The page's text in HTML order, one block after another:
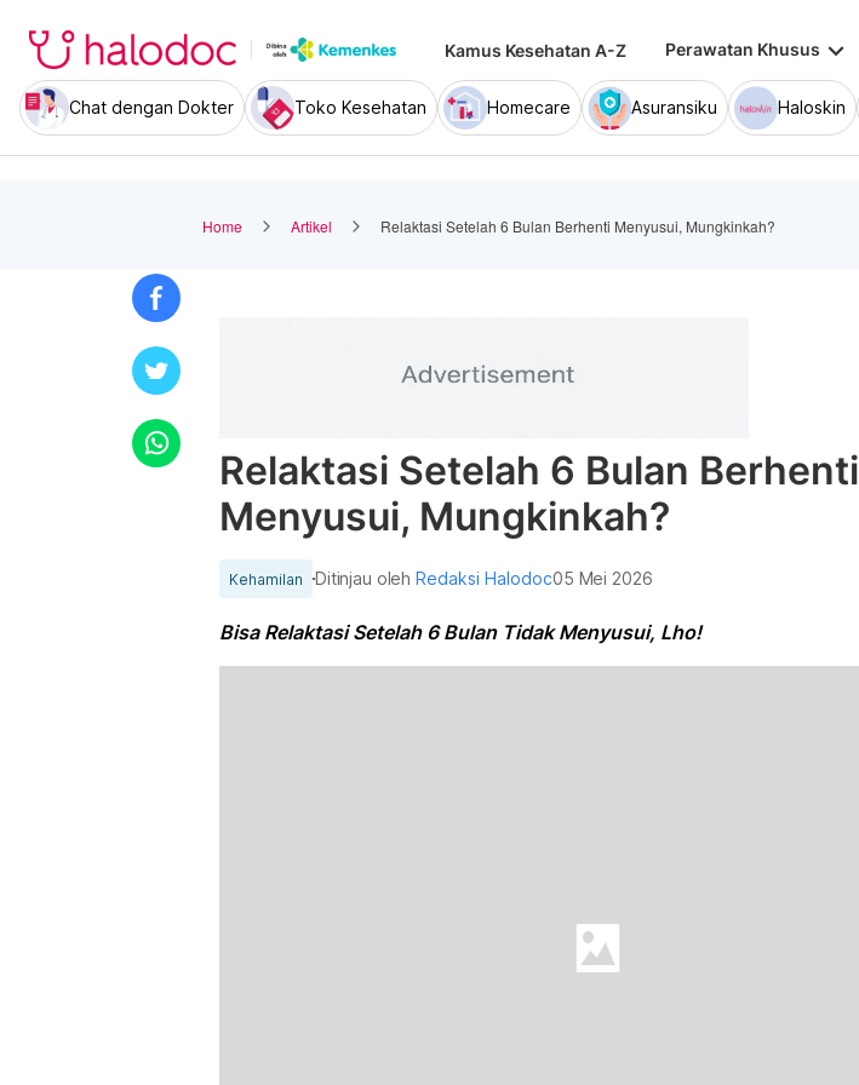
Kamus Kesehatan A-Z Perawatan Khusus keyboard_arrow_down
Chat dengan Dokter Toko Kesehatan Homecare Asuransiku Haloskin
Home Artikel Relaktasi Setelah 6 Bulan Berhenti Menyusui, Mungkinkah?
Relaktasi Setelah 6 Bulan Berhenti
Menyusui, Mungkinkah?
Kehamilan Ditinjau olehRedaksi Halodoc05 Mei 2026
Bisa Relaktasi Setelah 6 Bulan Tidak Menyusui, Lho!